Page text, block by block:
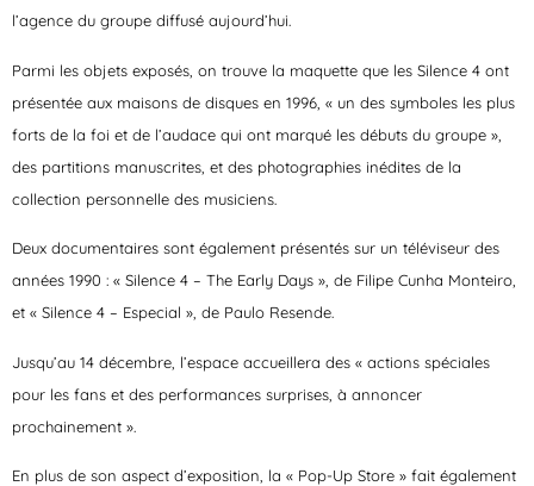
l’agence du groupe diffusé aujourd’hui.
Parmi les objets exposés, on trouve la maquette que les Silence 4 ont
présentée aux maisons de disques en 1996, « un des symboles les plus
forts de la foi et de l’audace qui ont marqué les débuts du groupe »,
des partitions manuscrites, et des photographies inédites de la
collection personnelle des musiciens.
Deux documentaires sont également présentés sur un téléviseur des
années 1990 : « Silence 4 – The Early Days », de Filipe Cunha Monteiro,
et « Silence 4 – Especial », de Paulo Resende.
Jusqu’au 14 décembre, l’espace accueillera des « actions spéciales
pour les fans et des performances surprises, à annoncer
prochainement ».
En plus de son aspect d’exposition, la « Pop-Up Store » fait également